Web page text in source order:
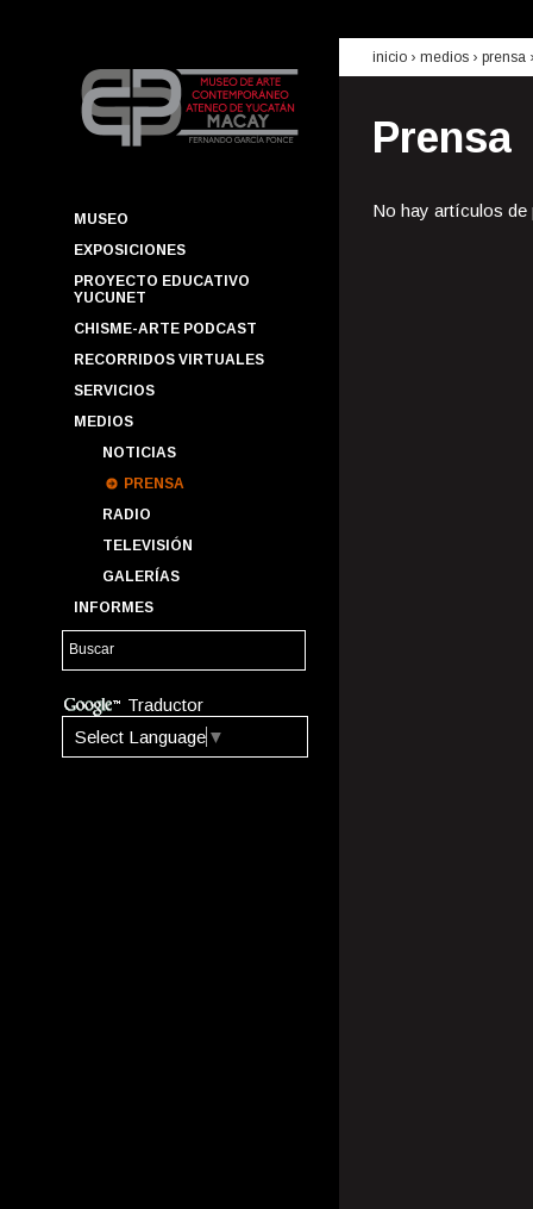
MUSEO
EXPOSICIONES
PROYECTO EDUCATIVO
YUCUNET
CHISME-ARTE PODCAST
RECORRIDOS VIRTUALES
SERVICIOS
MEDIOS
NOTICIAS
PRENSA
RADIO
TELEVISIÓN
GALERÍAS
INFORMES
Traductor
Select Language ▼
inicio › medios › prensa
Prensa
No hay artículos de